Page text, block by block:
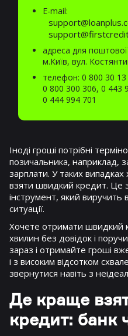
E-mail:
адреса для поштової
м.Київ, вул.
телефон: 0 800 30 13
0 800 300 306, 0 443
0 444 994 701
Іноді гроші потрібні
позичальника, наприклад,
зарплати. У таких
взяти швидкий кредит. Це
інструмент, який виручить
ситуації.
Хочете отримати швидкий
хвилин без довідок і
зараз і отримайте гроші
і з високим відсотком
звернутися навіть з
Де краще
кредит: